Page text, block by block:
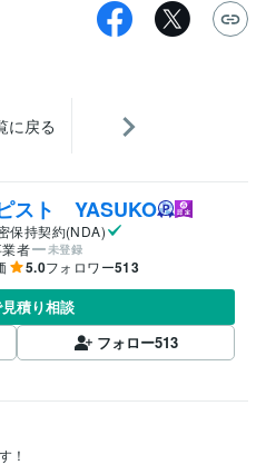
に戻る
スト YASUKO
保持契約(NDA)
者
未登録
5.0フォロワー513
積り相談
フォロー513
！